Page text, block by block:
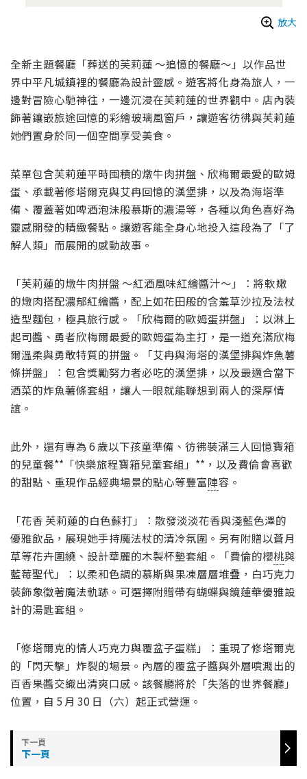
放大
全新主題餐廳「葬送的芙莉蓮 ～追憶的餐廳～」以作品世
界中平凡城鎮裡的餐廳為設計靈感。遊客將化身為旅人，一
邊對冒險心馳神往，一邊沉浸在芙莉蓮的世界觀中。店內裝
飾著鑲嵌旅途回憶的彩繪玻璃風窗戶，讓遊客彷彿與芙莉蓮
她們置身於同一個空間享受美食。
菜單包含芙莉蓮平時囤積的燉牛肉拼盤、欣梅爾最愛的歐姆
蛋、承載著修塔爾克與艾冉回憶的漢堡排，以及為海塔準
備、覆蓋著如啤酒泡沬般慕斯的濃湯等，各種以角色喜好為
靈感開發的精緻餐點。讓遊客能全身心地投入這段為了「了
解人類」而展開的感動故事。
「芙莉蓮的燉牛肉拼盤 ～紅酒風味紅繪醬汁～」：將軟嫩
的燉肉搭配濃郁紅繪醬，配上如花田般的含羞草沙拉及法杖
造型麵包，極具旅行感。「欣梅爾的歐姆蛋拼盤」：以淋上
起司醬、勇者欣梅爾最愛的歐姆蛋為主打，是一道充滿欣梅
爾溫柔與勇敢特質的拼盤。「艾冉與海塔的漢堡排與炸魚薯
條拼盤」：包含獎勵努力者必吃的漢堡排，以及最適合當下
酒菜的炸魚薯條套組，讓人一眼就能聯想到兩人的深厚情
誼。
此外，還有專為 6 歲以下孩童準備、彷彿裝滿三人回憶寶箱
的兒童餐**「快樂旅程寶箱兒童套組」**，以及費倫會喜歡
的甜點、重現作品經典場景的點心等豐富陣容。
「花香 芙莉蓮的白色蘇打」：散發淡淡花香與淺藍色澤的
優雅飲品，展現她手持魔法杖的清冷氛圍。另有附贈以蒼月
草等花卉圍繞、設計華麗的木製杯墊套組。「費倫的櫻桃與
藍莓聖代」：以柔和色調的慕斯與果凍層層堆疊，白巧克力
裝飾象徵著魔法軌跡。可選擇附贈帶有蝴蝶與鏡蓮華優雅設
計的湯匙套組。
「修塔爾克的情人巧克力與覆盆子蛋糕」：重現了修塔爾克
的「閃天擊」炸裂的場景。內層的覆盆子醬與外層噴濺出的
百香果醬交織出清爽口感。該餐廳將於「失落的世界餐廳」
位置，自 5 月 30 日（六）起正式營運。
下一頁